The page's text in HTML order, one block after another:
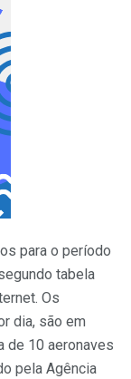
para o período
tabela
Os
dia, são em
de 10 aeronaves
pela Agência